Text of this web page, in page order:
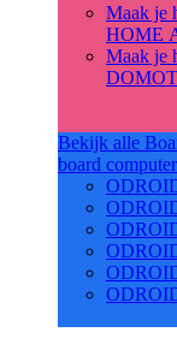
Maak je
HOME
Maak je
Bekijk alle
board